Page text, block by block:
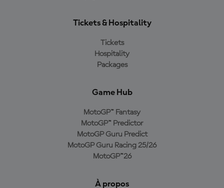
Tickets & Hospitality
Tickets
Hospitality
Packages
Game Hub
MotoGP™ Fantasy
MotoGP™ Predictor
MotoGP Guru Predict
MotoGP Guru Racing 25/26
MotoGP™26
À propos